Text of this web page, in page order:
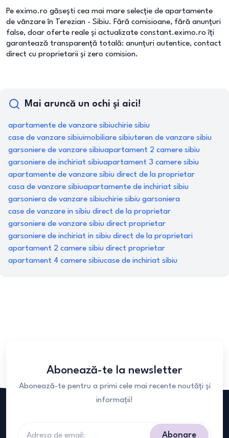
Pe eximo.ro găsești cea mai mare selecție de apartamente
de vânzare în Terezian - Sibiu. Fără comisioane, fără anunțuri
false, doar oferte reale și actualizate constant.eximo.ro îți
garantează transparență totală: anunțuri autentice, contact
direct cu proprietarii și zero comision.
Mai aruncă un ochi și aici!
apartamente de vanzare sibiuchirie sibiu
case de vanzare sibiuimobiliare sibiuteren de vanzare sibiu
garsoniere de vanzare sibiuapartament 2 camere sibiu
garsoniere de inchiriat sibiuapartament 3 camere sibiu
apartamente de vanzare sibiu direct de la proprietar
casa de vanzare sibiuapartamente de inchiriat sibiu
garsoniera de vanzare sibiuchirie sibiu garsoniera
case de vanzare in sibiu direct de la proprietar
garsoniere de vanzare sibiu direct proprietar
garsoniere de inchiriat in sibiu direct de la proprietari
apartament 2 camere sibiu direct proprietar
apartament 4 camere sibiucase de inchiriat sibiu
Abonează-te la newsletter
Abonează-te pentru a primi cele mai recente noutăți și
informații!
Abonare